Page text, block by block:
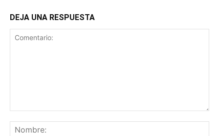
DEJA UNA RESPUESTA